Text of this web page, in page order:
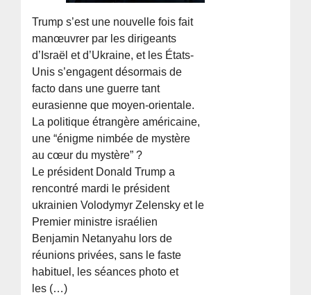
Trump s’est une nouvelle fois fait
manœuvrer par les dirigeants
d’Israël et d’Ukraine, et les États-
Unis s’engagent désormais de
facto dans une guerre tant
eurasienne que moyen-orientale.
La politique étrangère américaine,
une “énigme nimbée de mystère
au cœur du mystère” ?
Le président Donald Trump a
rencontré mardi le président
ukrainien Volodymyr Zelensky et le
Premier ministre israélien
Benjamin Netanyahu lors de
réunions privées, sans le faste
habituel, les séances photo et
les (…)